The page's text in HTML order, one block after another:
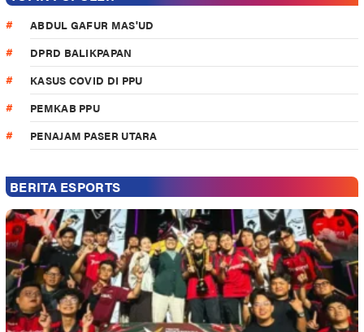
ABDUL GAFUR MAS'UD
DPRD BALIKPAPAN
KASUS COVID DI PPU
PEMKAB PPU
PENAJAM PASER UTARA
BERITA ESPORTS